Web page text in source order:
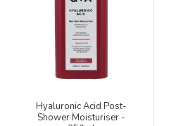
Hyaluronic Acid Post-
Shower Moisturiser -